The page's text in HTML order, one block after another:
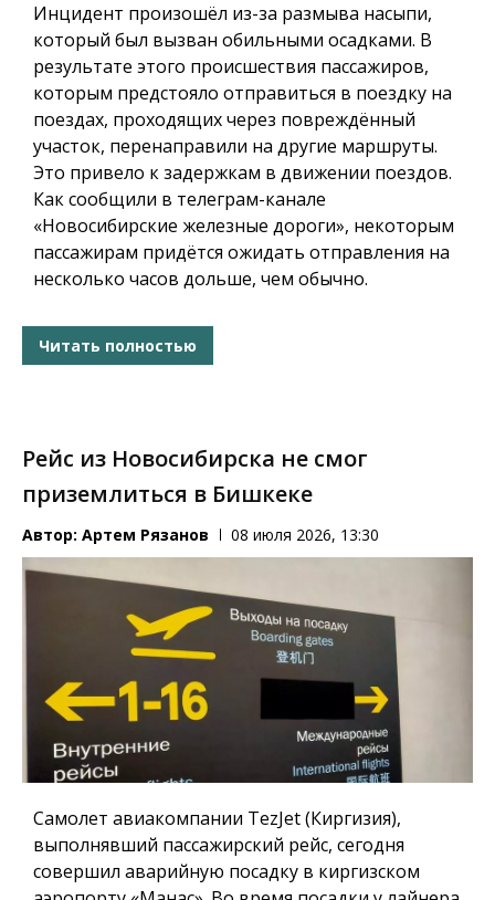
Инцидент произошёл из-за размыва насыпи,
который был вызван обильными осадками. В
результате этого происшествия пассажиров,
которым предстояло отправиться в поездку на
поездах, проходящих через повреждённый
участок, перенаправили на другие маршруты.
Это привело к задержкам в движении поездов.
Как сообщили в телеграм-канале
«Новосибирские железные дороги», некоторым
пассажирам придётся ожидать отправления на
несколько часов дольше, чем обычно.
Читать полностью
Рейс из Новосибирска не смог
приземлиться в Бишкеке
Автор: Артем Рязанов 08 июля 2026, 13:30
Самолет авиакомпании TezJet (Киргизия),
выполнявший пассажирский рейс, сегодня
совершил аварийную посадку в киргизском